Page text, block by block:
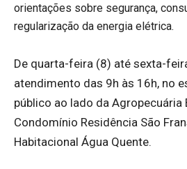
orientações sobre segurança,
regularização da energia elétrica.
De quarta-feira (8) até sexta-
atendimento das 9h às 16h, no
público ao lado da Agropecuária
Condomínio Residência São
Habitacional Água Quente.